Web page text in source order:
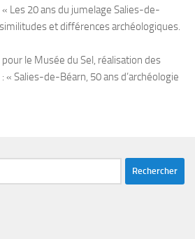
Les 20 ans du jumelage Salies-de-
et différences archéologiques.
le Musée du Sel, réalisation des
« Salies-de-Béarn, 50 ans d’archéologie